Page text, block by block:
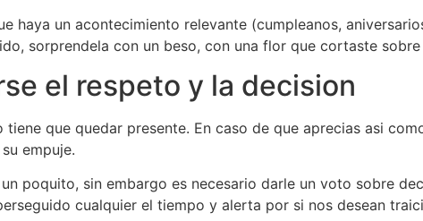
haya un acontecimiento relevante (cumpleanos,
sorprendela con un beso, con una flor que cortaste
el respeto y la decision
que quedar presente. En caso de que aprecias asi­
empuje.
poquito, sin embargo es necesario darle un voto sobre
cualquier el tiempo y alerta por si nos desean